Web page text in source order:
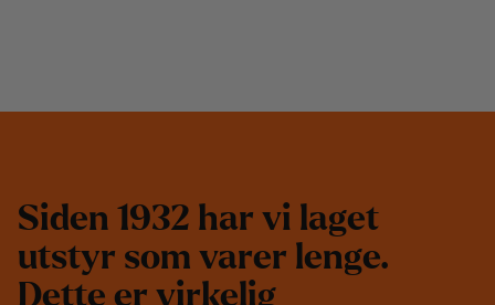
Siden 1932 har vi laget
utstyr som varer lenge.
Dette er virkelig